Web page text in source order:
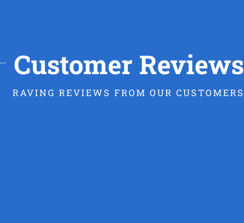
Customer Reviews
RAVING REVIEWS FROM OUR CUSTOMERS